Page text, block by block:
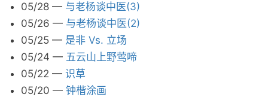
05/28 — 与老杨谈中医(3)
05/26 — 与老杨谈中医(2)
05/25 — 是非 Vs. 立场
05/24 — 五云山上野莺啼
05/22 — 识草
05/20 — 钟楷涂画